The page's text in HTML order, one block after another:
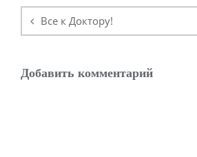
по
записям
Все к Доктору!
Добавить комментарий